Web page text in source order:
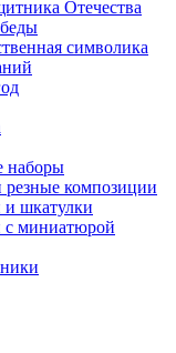
Отечества
символика
наборы
композиции
и шкатулки
с миниатюрой